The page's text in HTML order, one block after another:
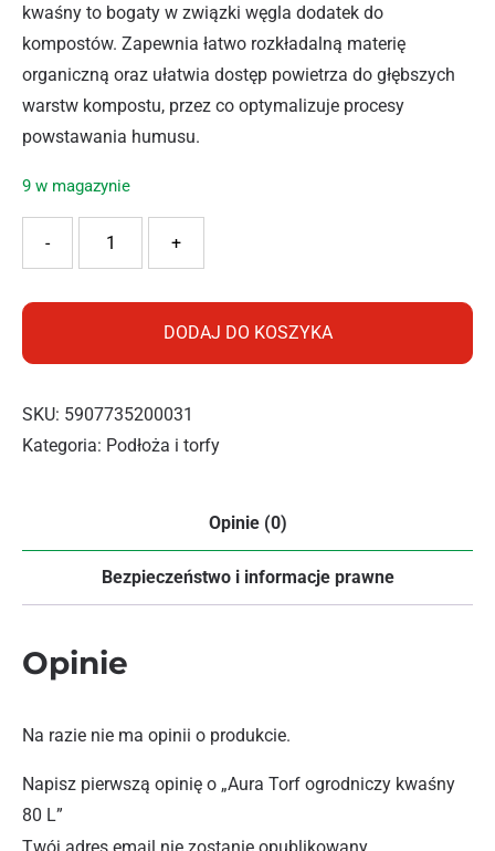
kwaśny to bogaty w związki węgla dodatek do
kompostów. Zapewnia łatwo rozkładalną materię
organiczną oraz ułatwia dostęp powietrza do głębszych
warstw kompostu, przez co optymalizuje procesy
powstawania humusu.
9 w magazynie
ilość Aura Torf ogrodniczy kwaśny 80 L
+
-
DODAJ DO KOSZYKA
SKU: 5907735200031
Kategoria: Podłoża i torfy
Opinie (0)
Bezpieczeństwo i informacje prawne
Opinie
Na razie nie ma opinii o produkcie.
Napisz pierwszą opinię o „Aura Torf ogrodniczy kwaśny
80 L”